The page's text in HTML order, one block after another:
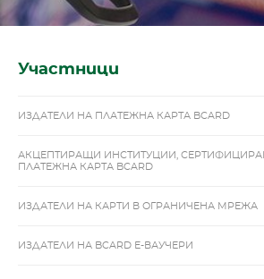
Участници
ИЗДАТЕЛИ НА ПЛАТЕЖНА КАРТА BCARD
АКЦЕПТИРАЩИ ИНСТИТУЦИИ,
ПЛАТЕЖНА КАРТА BCARD
ИЗДАТЕЛИ НА КАРТИ В ОГРАНИЧЕНА МРЕЖА
ИЗДАТЕЛИ НА BCARD Е-ВАУЧЕРИ